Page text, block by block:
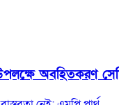
অবহিতকরণ